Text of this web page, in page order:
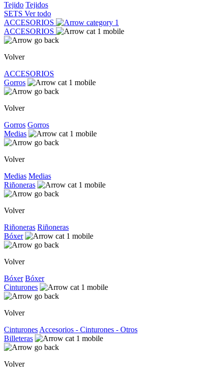
Tejido Tejidos
SETS Ver todo
ACCESORIOS
ACCESORIOS
Volver
ACCESORIOS
Gorros
Volver
Gorros Gorros
Medias
Volver
Medias Medias
Riñoneras
Volver
Riñoneras Riñoneras
Bóxer
Volver
Bóxer Bóxer
Cinturones
Volver
Cinturones Accesorios - Cinturones - Otros
Billeteras
Volver